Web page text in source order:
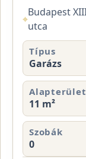
⌖
Budapest
utca
Típus
Garázs
Alapterület
11 m²
Szobák
0